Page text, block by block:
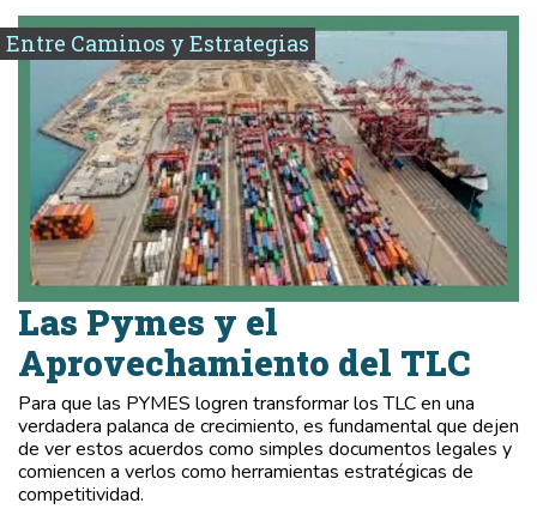
Entre Caminos y Estrategias
Las Pymes y el
Aprovechamiento del TLC
Para que las PYMES logren transformar los TLC en una
verdadera palanca de crecimiento, es fundamental que dejen
de ver estos acuerdos como simples documentos legales y
comiencen a verlos como herramientas estratégicas de
competitividad.